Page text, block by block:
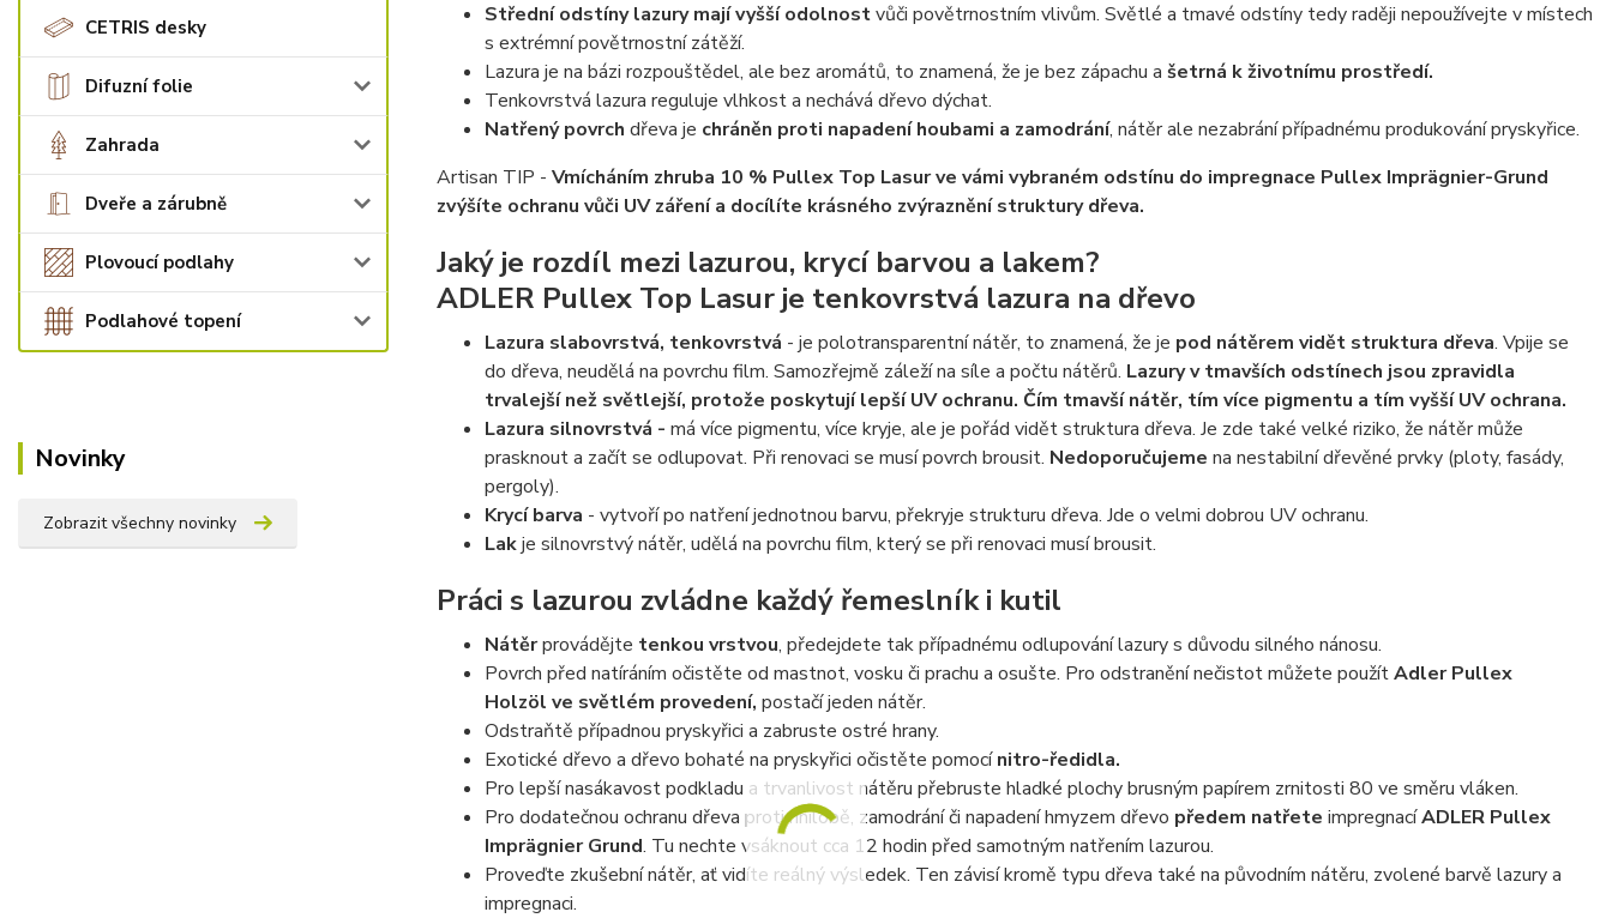
CETRIS desky
Difuzní folie
Zahrada
Dveře a zárubně
Plovoucí podlahy
Podlahové topení
Novinky
Zobrazit všechny novinky
Střední odstíny lazury mají vyšší odolnostvůči povětrnostním vlivům. Světlé a tmavé odstíny tedy raději nepoužívejte v místech
s extrémní povětrnostní zátěží.
Lazura je na bázi rozpouštědel, ale bez aromátů, to znamená, že je bez zápachu a šetrná k životnímu prostředí.
Tenkovrstvá lazura reguluje vlhkost a nechává dřevo dýchat.
Natřený povrch dřeva je chráněn proti napadení houbami a zamodrání, nátěr ale nezabrání případnému produkování pryskyřice.
Artisan TIP - Vmícháním zhruba 10 % Pullex Top Lasur ve vámi vybraném odstínu do impregnace Pullex Imprägnier-Grund
zvýšíte ochranu vůči UV záření a docílíte krásného zvýraznění struktury dřeva.
Jaký je rozdíl mezi lazurou, krycí barvou a lakem?
ADLER Pullex Top Lasur je tenkovrstvá lazura na dřevo
Lazura slabovrstvá, tenkovrstvá - je polotransparentní nátěr, to znamená, že je pod nátěrem vidět struktura dřeva. Vpije se
do dřeva, neudělá na povrchu film. Samozřejmě záleží na síle a počtu nátěrů. Lazury v tmavších odstínech jsou zpravidla
trvalejší než světlejší, protože poskytují lepší UV ochranu. Čím tmavší nátěr, tím více pigmentu a tím vyšší UV ochrana.
Lazura silnovrstvá - má více pigmentu, více kryje, ale je pořád vidět struktura dřeva. Je zde také velké riziko, že nátěr může
prasknout a začít se odlupovat. Při renovaci se musí povrch brousit. Nedoporučujeme na nestabilní dřevěné prvky (ploty, fasády,
pergoly).
Krycí barva - vytvoří po natření jednotnou barvu, překryje strukturu dřeva. Jde o velmi dobrou UV ochranu.
Lakje silnovrstvý nátěr, udělá na povrchu film, který se při renovaci musí brousit.
Práci s lazurou zvládne každý řemeslník i kutil
Nátěrprovádějte tenkou vrstvou, předejdete tak případnému odlupování lazury s důvodu silného nánosu.
Povrch před natíráním očistěte od mastnot, vosku či prachu a osušte. Pro odstranění nečistot můžete použítAdler Pullex
Holzöl ve světlém provedení, postačí jeden nátěr.
Odstraňtě případnou pryskyřici a zabruste ostré hrany.
Exotické dřevo a dřevo bohaté na pryskyřici očistěte pomocínitro-ředidla.
Pro lepší nasákavost podkladu a trvanlivost nátěru přebruste hladké plochy brusným papírem zrnitosti 80 ve směru vláken.
Pro dodatečnou ochranu dřeva proti hnilobě, zamodrání či napadení hmyzem dřevo předem natřete impregnacíADLER Pullex
Imprägnier Grund. Tu nechte vsáknout cca 12 hodin před samotným natřením lazurou.
Proveďte zkušební nátěr, ať vidíte reálný výsledek. Ten závisí kromě typu dřeva také na původním nátěru, zvolené barvě lazury a
impregnaci.